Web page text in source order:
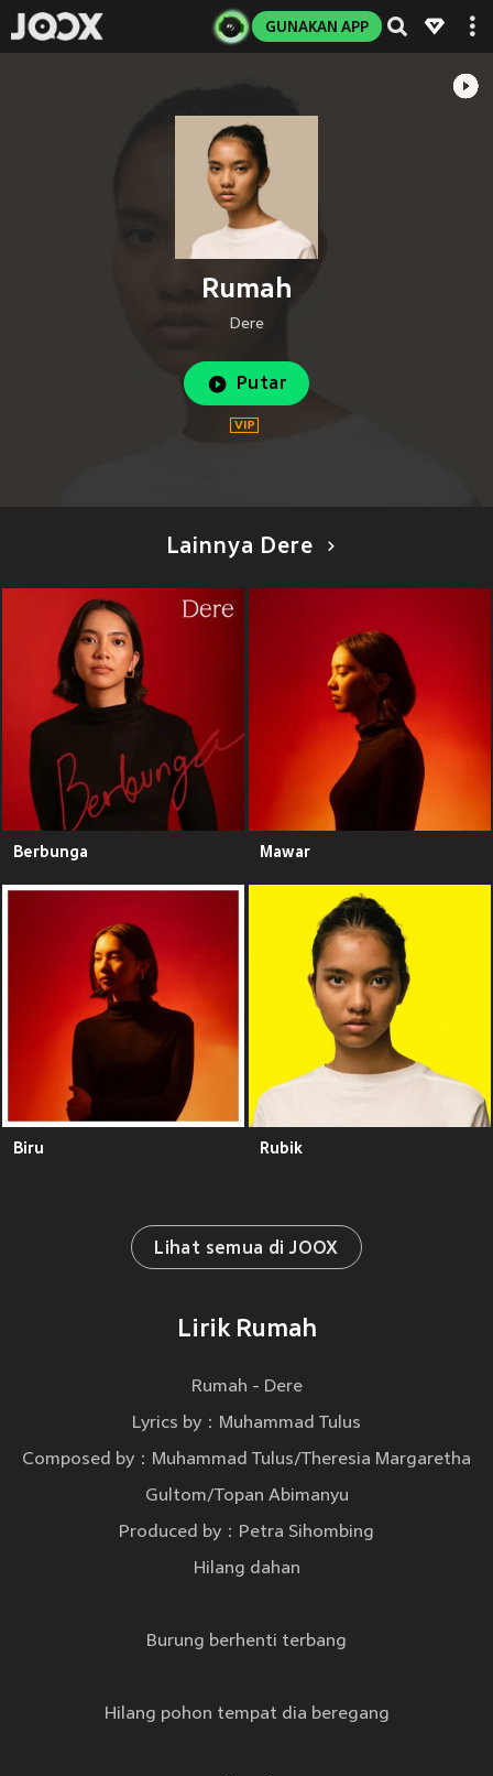
GUNAKAN APP
Rumah
Dere
Putar
Lainnya Dere
Berbunga Mawar
Biru Rubik
Lihat semua di JOOX
Lirik Rumah
Rumah - Dere
Lyrics by：Muhammad Tulus
Composed by：Muhammad Tulus/Theresia Margaretha
Gultom/Topan Abimanyu
Produced by：Petra Sihombing
Hilang dahan
Burung berhenti terbang
Hilang pohon tempat dia beregang